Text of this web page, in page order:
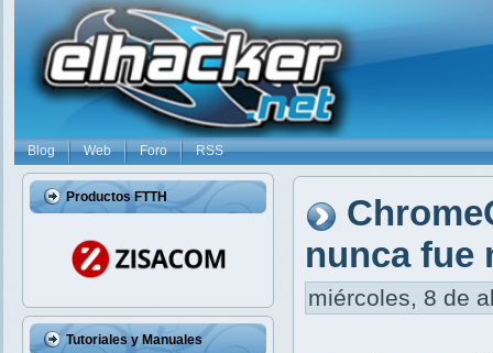
Blog Web Foro RSS
Productos FTTH
Tutoriales y Manuales
nunca fue
miércoles, 8 de